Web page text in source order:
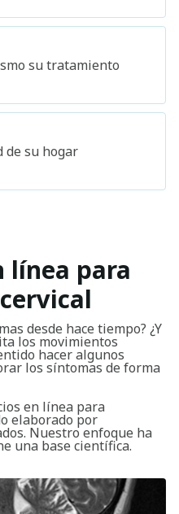
su tratamiento
de su hogar
línea para
desde hace tiempo? ¿Y
los movimientos
hacer algunos
los síntomas de forma
en línea para
elaborado por
Nuestro enfoque ha
una base científica.